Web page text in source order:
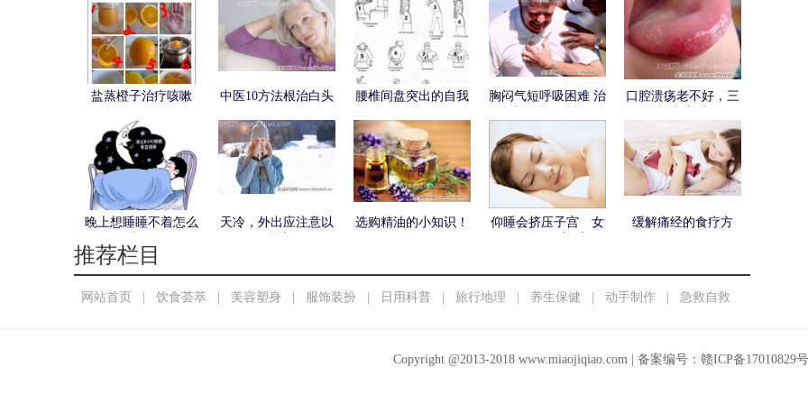
盐蒸橙子治疗咳嗽
中医10方法根治白头
腰椎间盘突出的自我
胸闷气短呼吸困难 治
口腔溃疡老不好，三
晚上想睡睡不着怎么
天冷，外出应注意以
选购精油的小知识！
仰睡会挤压子宫 女
缓解痛经的食疗方
推荐栏目
网站首页 | 饮食荟萃 | 美容塑身 | 服饰装扮 | 日用科普 | 旅行地理 | 养生保健 | 动手制作 | 急救自救
Copyright @2013-2018 www.miaojiqiao.com| 备案编号： 赣ICP备17010829